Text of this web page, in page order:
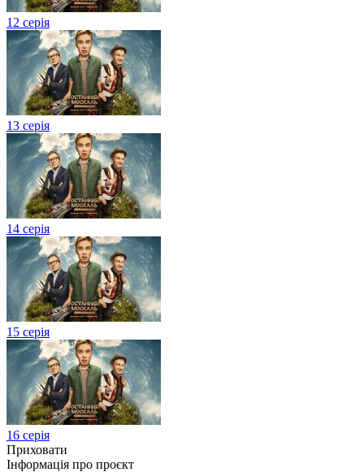
12 серія
13 серія
14 серія
15 серія
16 серія
Приховати
Інформація про проєкт